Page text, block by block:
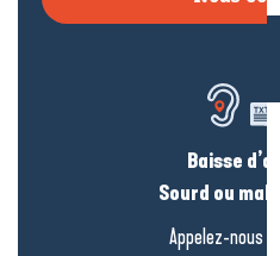
Baisse
Sourd ou
Appelez-nous en